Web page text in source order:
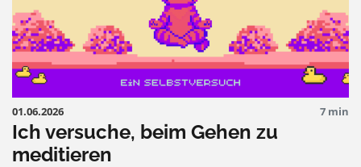
01.06.2026 7 min
Ich versuche, beim Gehen zu
meditieren